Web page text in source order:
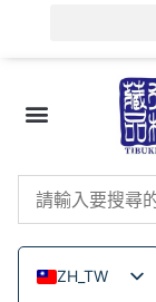
ZH_TW